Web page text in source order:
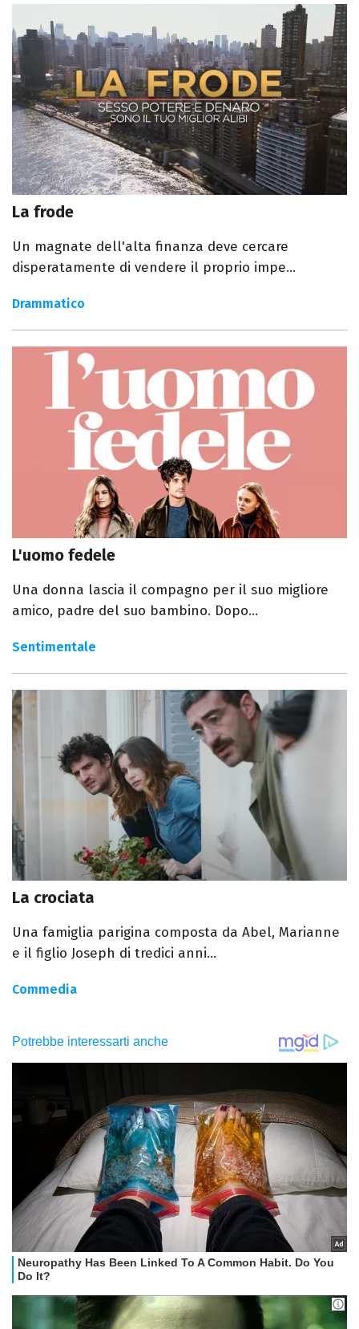
La frode
Un magnate dell'alta finanza deve cercare
disperatamente di vendere il proprio impe...
Drammatico
L'uomo fedele
Una donna lascia il compagno per il suo migliore
amico, padre del suo bambino. Dopo...
Sentimentale
La crociata
Una famiglia parigina composta da Abel, Marianne
e il figlio Joseph di tredici anni...
Commedia